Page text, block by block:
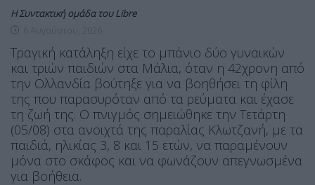
Η Συντακτική ομάδα του Libre
Τραγική κατάληξη είχε το μπάνιο δύο γυναικών
και τριών παιδιών στα Μάλια, όταν η 42χρονη από
την Ολλανδία βούτηξε για να βοηθήσει τη φίλη
της που παρασυρόταν από τα ρεύματα και έχασε
τη ζωή της. Ο πνιγμός σημειώθηκε την Τετάρτη
(05/08) στα ανοιχτά της παραλίας Κλωτζανή, με τα
παιδιά, ηλικίας 3, 8 και 15 ετών, να παραμένουν
μόνα στο σκάφος και να φωνάζουν απεγνωσμένα
για βοήθεια.